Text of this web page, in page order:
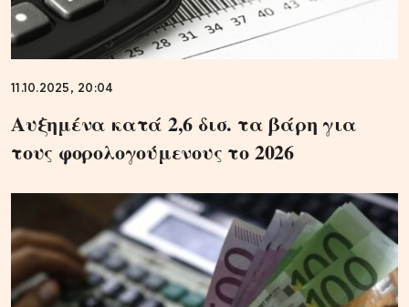
11.10.2025, 20:04
Αυξημένα κατά 2,6 δισ. τα βάρη για
τους φορολογούμενους το 2026